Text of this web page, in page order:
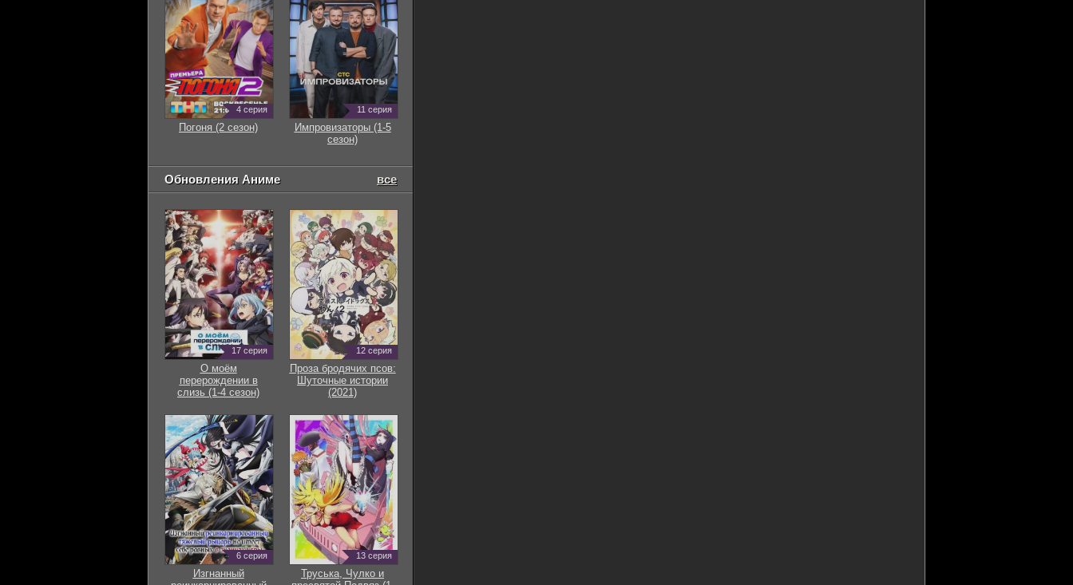
4 серия
Погоня (2 сезон)
11 серия
Импровизаторы (1-5
сезон)
Обновления Аниме все
17 серия
О моём
перерождении в
слизь (1-4 сезон)
12 серия
Проза бродячих псов:
Шуточные истории
(2021)
6 серия
Изгнанный
13 серия
Труська, Чулко и